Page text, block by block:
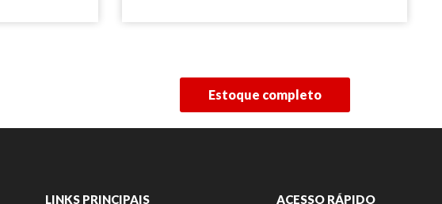
Estoque completo
LINKS PRINCIPAIS ACESSO RÁPIDO